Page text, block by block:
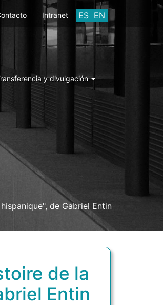
ES EN
Intranet
y divulgación
de Gabriel Entin
de la
Entin